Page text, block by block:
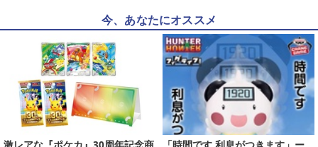
今、あなたにオススメ